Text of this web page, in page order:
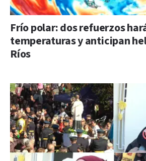
Frío polar: dos refuerzos
temperaturas y anticipan
Ríos